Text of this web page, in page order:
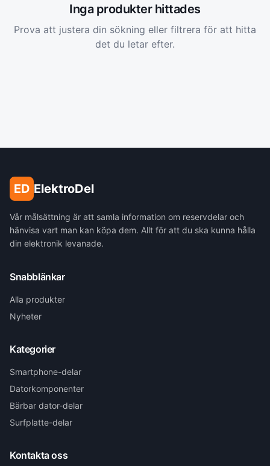
Inga produkter hittades
Prova att justera din sökning eller filtrera för att hitta
det du letar efter.
ED ElektroDel
Vår målsättning är att samla information om reservdelar och
hänvisa vart man kan köpa dem. Allt för att du ska kunna hålla
din elektronik levanade.
Snabblänkar
Alla produkter
Nyheter
Kategorier
Smartphone-delar
Datorkomponenter
Bärbar dator-delar
Surfplatte-delar
Kontakta oss